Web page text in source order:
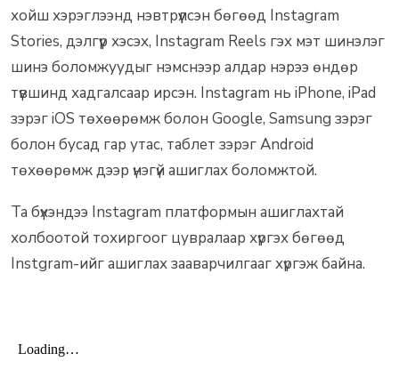
хойш хэрэглээнд нэвтрүүлсэн бөгөөд Instagram
Stories, дэлгүүр хэсэх, Instagram Reels гэх мэт шинэлэг
шинэ боломжуудыг нэмснээр алдар нэрээ өндөр
түвшинд хадгалсаар ирсэн. Instagram нь iPhone, iPad
зэрэг iOS төхөөрөмж болон Google, Samsung зэрэг
болон бусад гар утас, таблет зэрэг Android
төхөөрөмж дээр үнэгүй ашиглах боломжтой.
Та бүхэндээ Instagram платформын ашиглахтай
холбоотой тохиргоог цувралаар хүргэх бөгөөд
Instgram-ийг ашиглах зааварчилгааг хүргэж байна.